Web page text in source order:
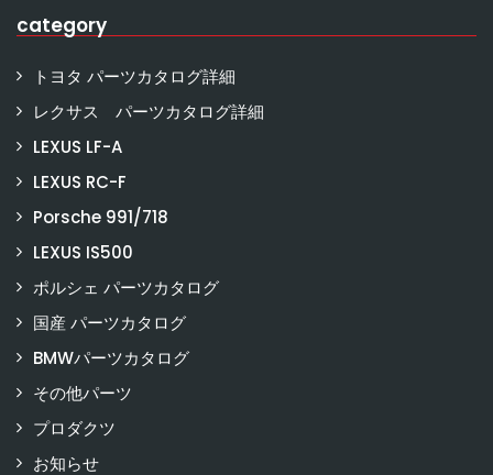
category
トヨタ パーツカタログ詳細
レクサス パーツカタログ詳細
LEXUS LF-A
LEXUS RC-F
Porsche 991/718
LEXUS IS500
ポルシェ パーツカタログ
国産 パーツカタログ
BMWパーツカタログ
その他パーツ
プロダクツ
お知らせ